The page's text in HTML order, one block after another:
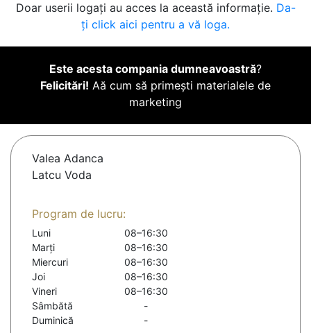
Doar userii logați au acces la această informație. Da-
ți click aici pentru a vă loga.
Este acesta compania dumneavoastră?
Felicitări! Aă cum să primești materialele de
marketing
Valea Adanca
Latcu Voda
Program de lucru:
Luni
08–16:30
Marți
08–16:30
Miercuri
08–16:30
Joi
08–16:30
Vineri
08–16:30
Sâmbătă
-
Duminică
-